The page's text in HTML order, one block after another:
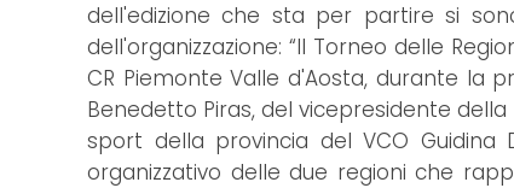
dell'edizione che sta per partire si
dell'organizzazione: “Il Torneo delle
CR Piemonte Valle d'Aosta, durante la
Benedetto Piras, del vicepresidente
sport della provincia del VCO
organizzativo delle due regioni che